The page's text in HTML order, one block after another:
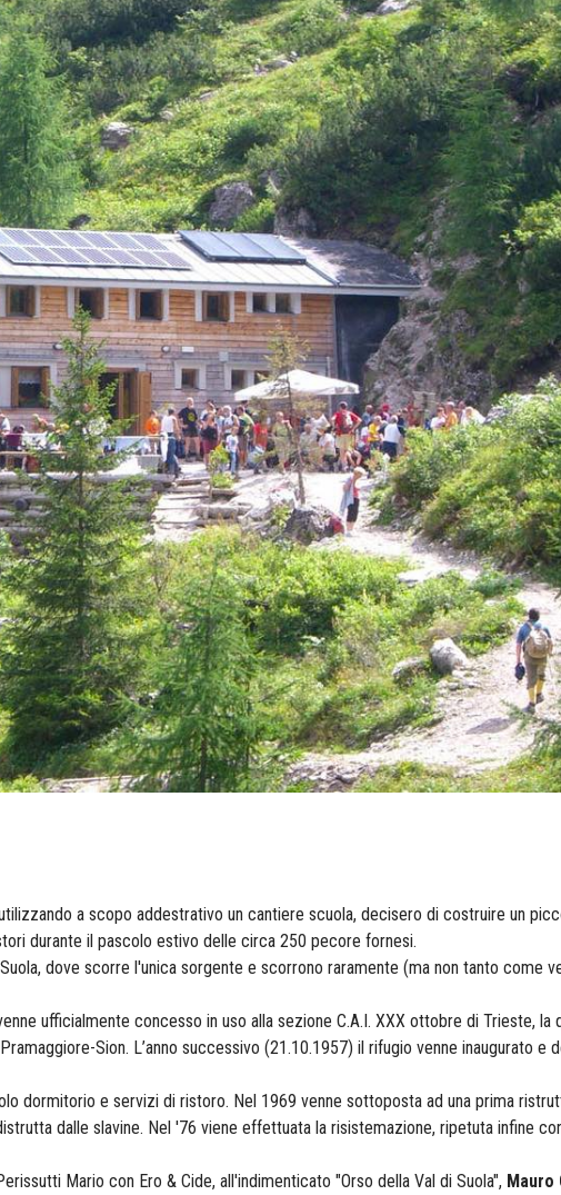
a scopo addestrativo un cantiere scuola, decisero di costruire un
durante il pascolo estivo delle circa 250 pecore fornesi.
dove scorre l'unica sorgente e scorrono raramente (ma non tanto come
ufficialmente concesso in uso alla sezione C.A.I. XXX ottobre di Trieste, la
Sion. L’anno successivo (21.10.1957) il rifugio venne inaugurato e
dormitorio e servizi di ristoro. Nel 1969 venne sottoposta ad una prima
dalle slavine. Nel '76 viene effettuata la risistemazione, ripetuta infine
Mario con Ero & Cide, all'indimenticato "Orso della Val di Suola", Mauro